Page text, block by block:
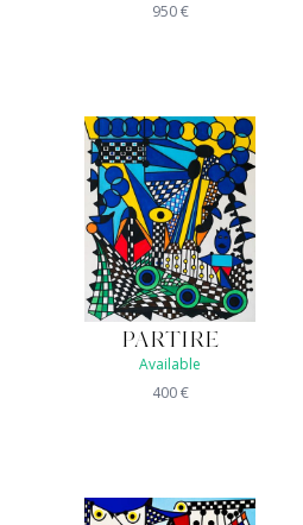
950€
PARTIRE
Available
400€